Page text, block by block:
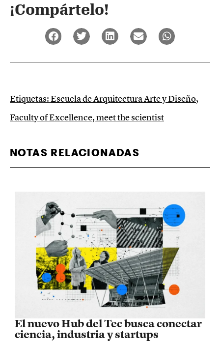
¡Compártelo!
Etiquetas:Escuela de Arquitectura Arte y Diseño,
Faculty of Excellence,meet the scientist
NOTAS RELACIONADAS
El nuevo Hub del Tec busca conectar
ciencia, industria y startups